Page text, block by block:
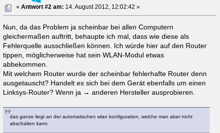
«Antwort #2 am: 14. August 2012, 12:02:42 »
Nun, da das Problem ja scheinbar bei allen Computern
gleichermaßen auftritt, behaupte ich mal, dass wie diese als
Fehlerquelle ausschließen können. Ich würde hier auf den Router
tippen, möglicherweise hat sein WLAN-Modul etwas
abbekommen.
Mit welchem Router wurde der scheinbar fehlerhafte Router denn
ausgetauscht? Handelt es sich bei dem Gerät ebenfalls um einen
Linksys-Router? Wenn ja → anderen Hersteller ausprobieren.
das ganze liegt an der automatischen wlan konfiguration, welche man aber nicht
abschalten kann.